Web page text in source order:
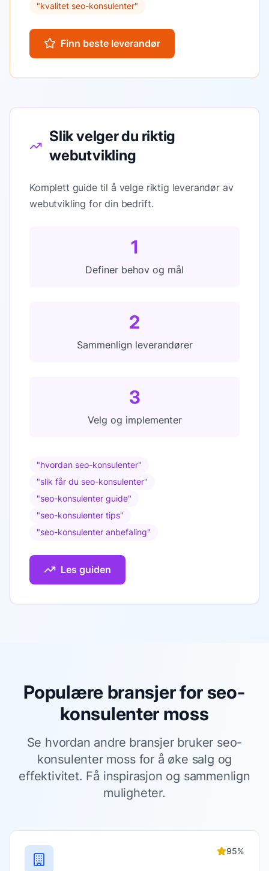
"kvalitet seo-konsulenter"
Finn beste leverandør
Slik velger du riktig
webutvikling
Komplett guide til å velge riktig leverandør av
webutvikling for din bedrift.
1
Definer behov og mål
2
Sammenlign leverandører
3
Velg og implementer
"hvordan seo-konsulenter"
"slik får du seo-konsulenter"
"seo-konsulenter guide"
"seo-konsulenter tips"
"seo-konsulenter anbefaling"
Les guiden
Populære bransjer for seo-
konsulenter moss
Se hvordan andre bransjer bruker seo-
konsulenter mossfor å øke salg og
effektivitet. Få inspirasjon og sammenlign
muligheter.
95%